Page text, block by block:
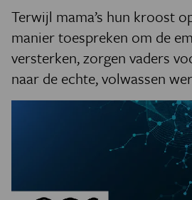
JONGE UITDAGERS
Terwijl mama’s hun kroost
manier toespreken om de
versterken, zorgen vaders
naar de echte, volwassen